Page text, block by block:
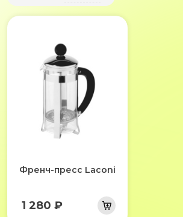
Френч-пресс Laconi
1 280 ₽